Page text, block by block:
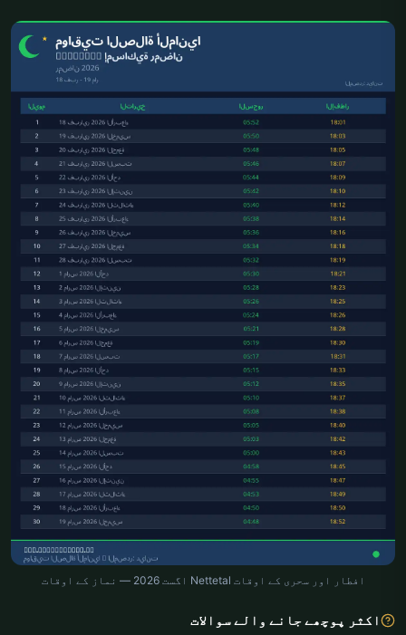
افطار اور سحری کے اوقات Nettetal اگست 2026 — نماز کے اوقات
اکثر پوچھے جانے والے سوالات